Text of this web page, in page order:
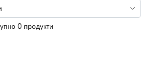
0 продукти